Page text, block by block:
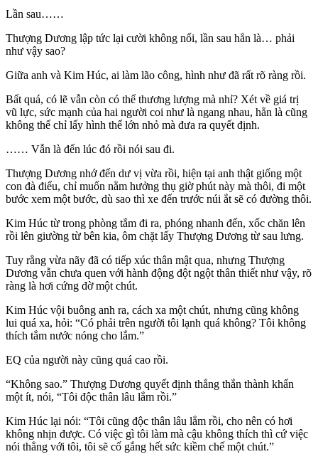
Lần sau……
Thượng Dương lập tức lại cười không nổi, lần sau hẳn là… phải
như vậy sao?
Giữa anh và Kim Húc, ai làm lão công, hình như đã rất rõ ràng rồi.
Bất quá, có lẽ vẫn còn có thể thương lượng mà nhỉ? Xét về giá trị
vũ lực, sức mạnh của hai người coi như là ngang nhau, hẳn là cũng
không thể chỉ lấy hình thể lớn nhỏ mà đưa ra quyết định.
…… Vẫn là đến lúc đó rồi nói sau đi.
Thượng Dương nhớ đến dư vị vừa rồi, hiện tại anh thật giống một
con đà điểu, chỉ muốn nằm hưởng thụ giờ phút này mà thôi, đi một
bước xem một bước, dù sao thì xe đến trước núi ắt sẽ có đường thôi.
Kim Húc từ trong phòng tắm đi ra, phóng nhanh đến, xốc chăn lên
rồi lên giường từ bên kia, ôm chặt lấy Thượng Dương từ sau lưng.
Tuy rằng vừa nãy đã có tiếp xúc thân mật qua, nhưng Thượng
Dương vẫn chưa quen với hành động đột ngột thân thiết như vậy, rõ
ràng là hơi cứng đờ một chút.
Kim Húc vội buông anh ra, cách xa một chút, nhưng cũng không
lui quá xa, hỏi: “Có phải trên người tôi lạnh quá không? Tôi không
thích tắm nước nóng cho lắm.”
EQ của người này cũng quá cao rồi.
“Không sao.” Thượng Dương quyết định thẳng thắn thành khẩn
một ít, nói, “Tôi độc thân lâu lắm rồi.”
Kim Húc lại nói: “Tôi cũng độc thân lâu lắm rồi, cho nên có hơi
không nhịn được. Có việc gì tôi làm mà cậu không thích thì cứ việc
nói thẳng với tôi, tôi sẽ cố gắng hết sức kiềm chế một chút.”